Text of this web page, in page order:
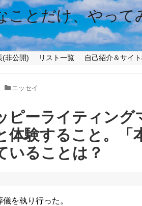
ことだけ、やって
(非公開) リスト一覧 自己紹介＆サイ
エッセイ
ピーライティン
体験すること。「
いることは？
を執り行った。